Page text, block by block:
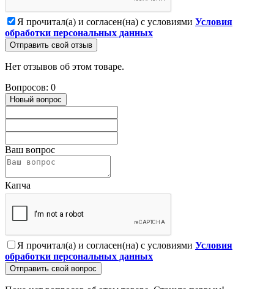
Я прочитал(а) и согласен(на) с условиями Условия
обработки персональных данных
Отправить свой отзыв
Нет отзывов об этом товаре.
Вопросов: 0
Новый вопрос
Ваш вопрос
Капча
Я прочитал(а) и согласен(на) с условиями Условия
обработки персональных данных
Отправить свой вопрос